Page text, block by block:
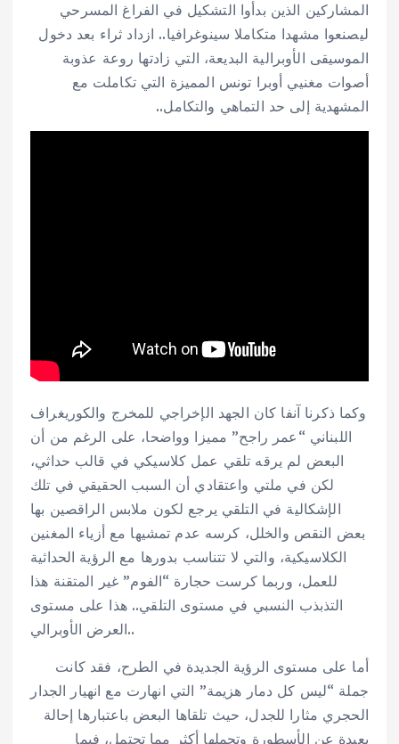
المشاركين الذين بدأوا التشكيل في الفراغ المسرحي
ليصنعوا مشهدا متكاملا سينوغرافيا.. ازداد ثراء بعد دخول
الموسيقى الأوبرالية البديعة، التي زادتها روعة عذوبة
أصوات مغنيي أوبرا تونس المميزة التي تكاملت مع
المشهدية إلى حد التماهي والتكامل..
وكما ذكرنا آنفا كان الجهد الإخراجي للمخرج والكوريغراف
اللبناني “عمر راجح” مميزا وواضحا، على الرغم من أن
البعض لم يرقه تلقي عمل كلاسيكي في قالب حداثي،
لكن في ملتي واعتقادي أن السبب الحقيقي في تلك
الإشكالية في التلقي يرجع لكون ملابس الراقصين بها
بعض النقص والخلل، كرسه عدم تمشيها مع أزياء المغنين
الكلاسيكية، والتي لا تتناسب بدورها مع الرؤية الحداثية
للعمل، وربما كرست حجارة “الفوم” غير المتقنة هذا
التذبذب النسبي في مستوى التلقي.. هذا على مستوى
العرض الأوبرالي..
أما على مستوى الرؤية الجديدة في الطرح، فقد كانت
جملة “ليس كل دمار هزيمة” التي انهارت مع انهيار الجدار
الحجري مثارا للجدل، حيث تلقاها البعض باعتبارها إحالة
بعيدة عن الأسطورة وتحملها أكثر مما تحتمل، فيما